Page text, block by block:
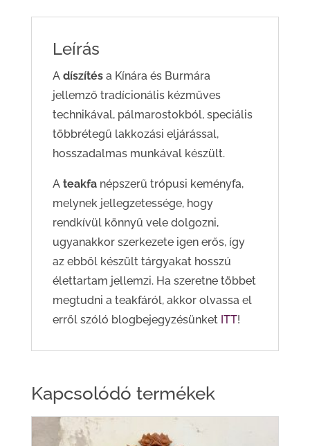
Leírás
A díszítésa Kínára és Burmára
jellemző tradícionális kézműves
technikával, pálmarostokból, speciális
többrétegű lakkozási eljárással,
hosszadalmas munkával készült.
A teakfanépszerű trópusi keményfa,
melynek jellegzetessége, hogy
rendkívül könnyű vele dolgozni,
ugyanakkor szerkezete igen erős, így
az ebből készült tárgyakat hosszú
élettartam jellemzi. Ha szeretne többet
megtudni a teakfáról, akkor olvassa el
erről szóló blogbejegyzésünket ITT!
Kapcsolódó termékek